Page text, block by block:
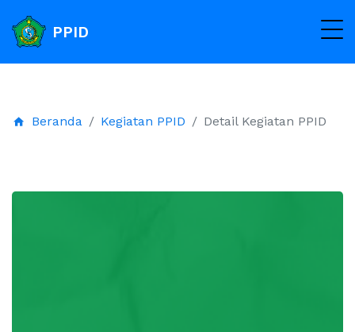
PPID
Beranda Kegiatan PPID Detail Kegiatan PPID